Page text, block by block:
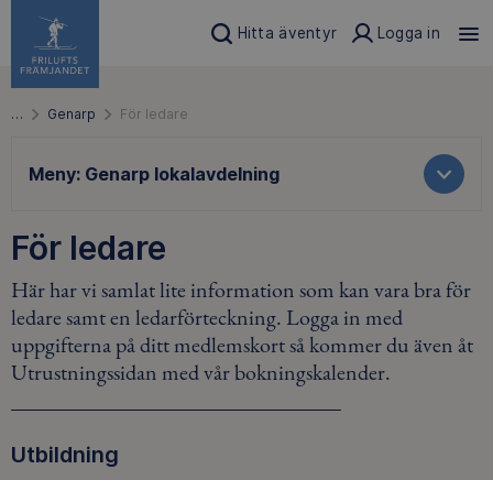
Hitta äventyr Logga in
… Genarp För ledare
Meny: Genarp lokalavdelning
För ledare
Här har vi samlat lite information som kan vara bra för
ledare samt en ledarförteckning. Logga in med
uppgifterna på ditt medlemskort så kommer du även åt
Utrustningssidan med vår bokningskalender.
Utbildning